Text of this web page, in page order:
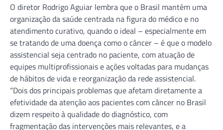
O diretor Rodrigo Aguiar lembra que o Brasil mantém uma
organização da saúde centrada na figura do médico e no
atendimento curativo, quando o ideal – especialmente em
se tratando de uma doença como o câncer – é que o modelo
assistencial seja centrado no paciente, com atuação de
equipes multiprofissionais e ações voltadas para mudanças
de hábitos de vida e reorganização da rede assistencial.
“Dois dos principais problemas que afetam diretamente a
efetividade da atenção aos pacientes com câncer no Brasil
dizem respeito à qualidade do diagnóstico, com
fragmentação das intervenções mais relevantes, e a